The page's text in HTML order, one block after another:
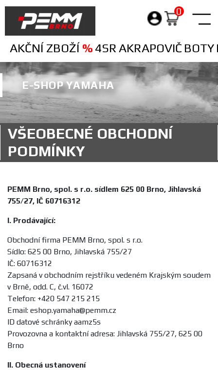
0
AKČNÍ ZBOŽÍ % 4SR AKRAPOVIČ BOTY
E-SHOP YAMAHA
VŠEOBECNÉ OBCHODNÍ
PODMÍNKY
PEMM Brno, spol. s r.o. sídlem 625 00 Brno, Jihlavská
755/27, IČ 60716312
I. Prodávající:
Obchodní firma PEMM Brno, spol. s r.o.
Sídlo: 625 00 Brno, Jihlavská 755/27
IČ: 60716312
Zapsaná v obchodním rejstříku vedeném Krajským soudem
v Brně, odd. C, č.vl. 16072
Telefon: +420 547 215 215
Email: eshop.yamaha@pemm.cz
ID datové schránky aamz5s
Provozovna a kontaktní adresa: Jihlavská 755/27, 625 00
Brno
II. Obecná ustanovení